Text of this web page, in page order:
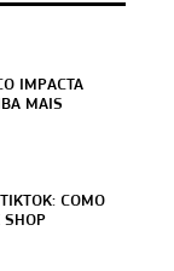
IMPACTA
MAIS
COMO
SHOP